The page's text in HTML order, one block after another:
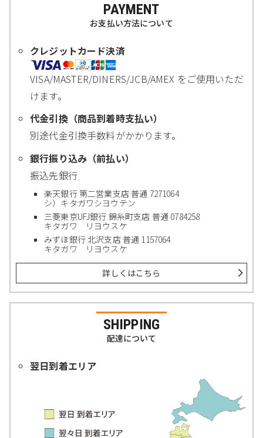
PAYMENT
お支払い方法について
クレジットカード決済
VISA/MASTER/DINERS/JCB/AMEX をご使用いただ
けます。
代金引換（商品到着時支払い）
別途代金引換手数料がかかります。
銀行振り込み（前払い）
振込先銀行
楽天銀行 第二営業支店 普通 7271064
シ）キタガワシヨウテン
三菱東京UFJ銀行 錦糸町支店 普通 0784258
キタガワ リヨウスケ
みずほ銀行 北沢支店 普通 1157064
キタガワ リヨウスケ
詳しくはこちら
SHIPPING
配達について
翌日到着エリア